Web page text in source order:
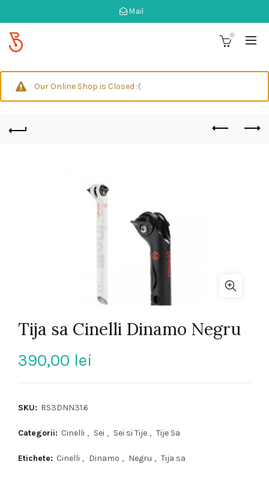
Mail
0
Our Online Shop is Closed :(
Tija sa Cinelli Dinamo Negru
390,00 lei
SKU: RS3DNN31.6
Categorii: Cinelli , Sei , Sei si Tije , Tije Sa
Etichete: Cinelli , Dinamo , Negru , Tija sa